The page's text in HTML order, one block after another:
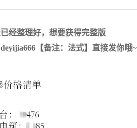
经整理好，想要获得完整版
【备注：法式】直接发你哦~